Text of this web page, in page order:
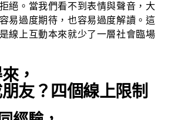
絕。當我們看不到表情與聲音，大
易過度期待，也容易過度解讀。這
線上互動本來就少了一層社會臨場
，
友？四個線上限制